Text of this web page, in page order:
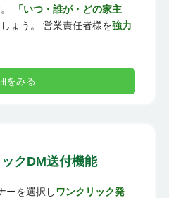
「いつ・誰が・どの家主
ょう。 営業責任者様を強力
をみる
クDM送付機能
ーを選択しワンクリック発